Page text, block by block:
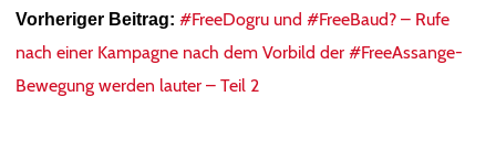
Vorheriger Beitrag: #FreeDogru und #FreeBaud? – Rufe
nach einer Kampagne nach dem Vorbild der #FreeAssange-
Bewegung werden lauter – Teil 2